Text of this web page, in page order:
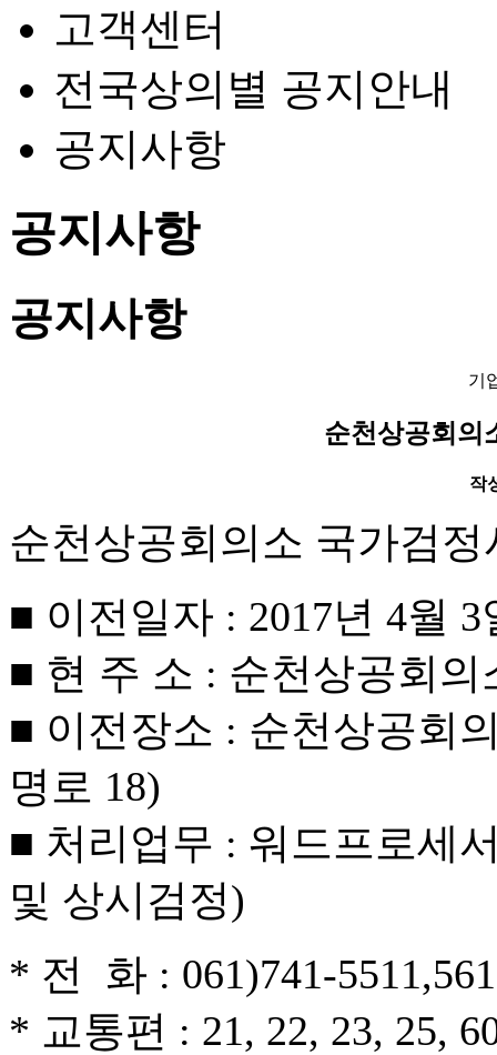
고객센터
전국상의별 공지안내
공지사항
공지사항
공지사항
기
순천상공회의
작
순천상공회의소 국가검
■ 이전일자 : 2017년 4월 3
■ 현 주 소 : 순천상공회
■ 이전장소 : 순천상공회
명로 18)
■ 처리업무 : 워드프로세
및 상시검정)
* 전 화 : 061)741-
* 교통편 : 21, 22, 23, 25,